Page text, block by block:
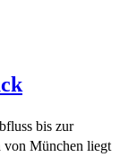
bis zur
von München liegt